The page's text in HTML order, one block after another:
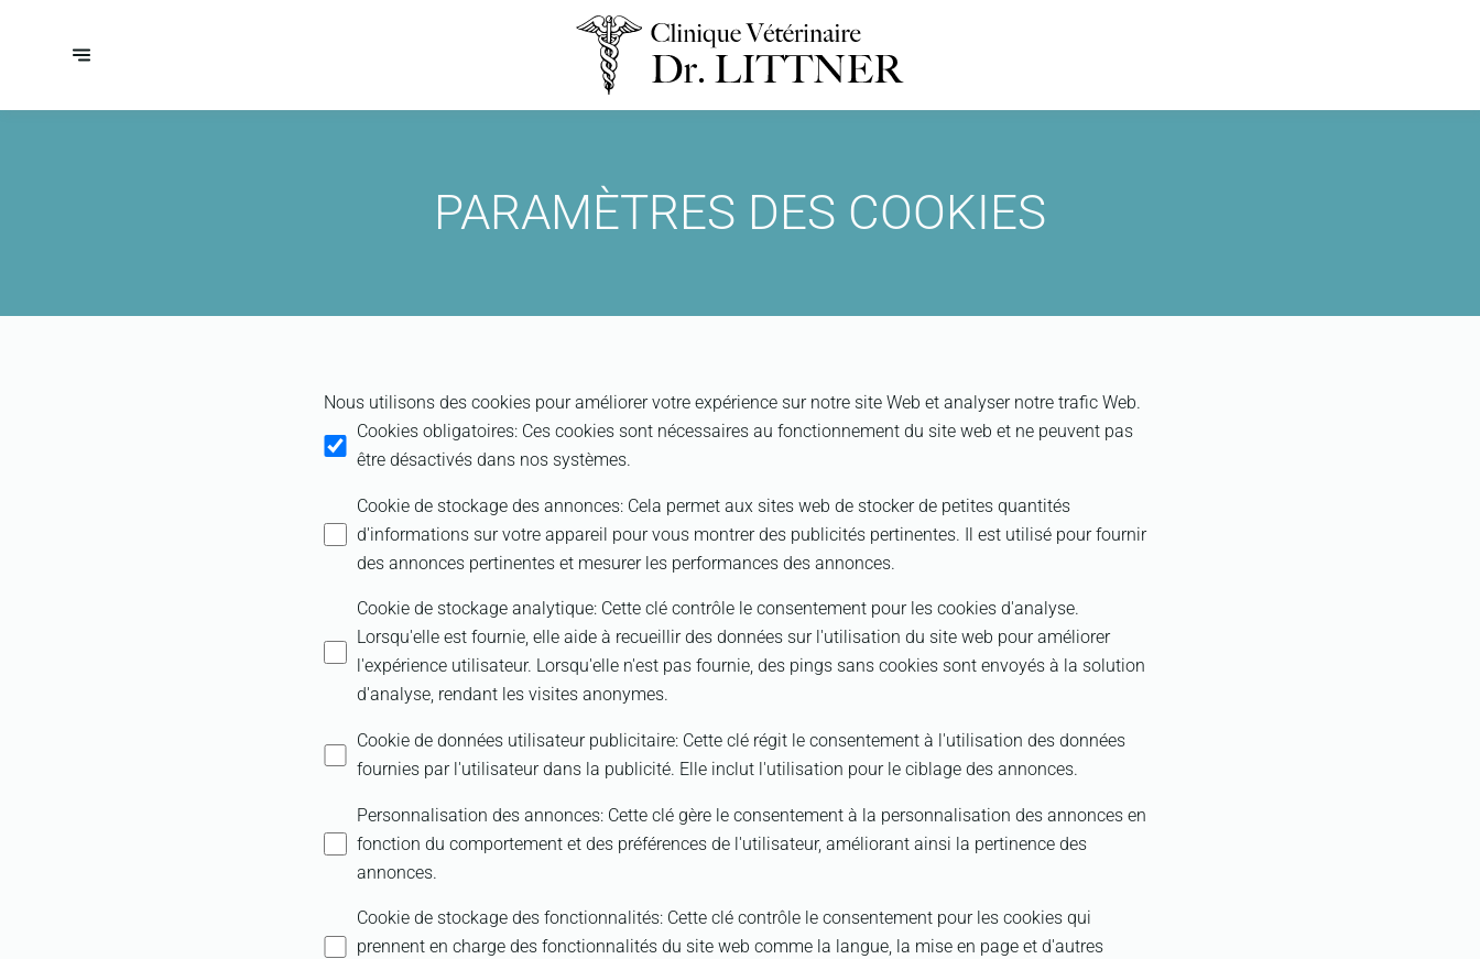
PARAMÈTRES DES COOKIES
Nous utilisons des cookies pour améliorer votre expérience sur notre site Web et analyser notre trafic Web.
Cookies obligatoires: Ces cookies sont nécessaires au fonctionnement du site web et ne peuvent pas
être désactivés dans nos systèmes.
Cookie de stockage des annonces: Cela permet aux sites web de stocker de petites quantités
d'informations sur votre appareil pour vous montrer des publicités pertinentes. Il est utilisé pour fournir
des annonces pertinentes et mesurer les performances des annonces.
Cookie de stockage analytique: Cette clé contrôle le consentement pour les cookies d'analyse.
Lorsqu'elle est fournie, elle aide à recueillir des données sur l'utilisation du site web pour améliorer
l'expérience utilisateur. Lorsqu'elle n'est pas fournie, des pings sans cookies sont envoyés à la solution
d'analyse, rendant les visites anonymes.
Cookie de données utilisateur publicitaire: Cette clé régit le consentement à l'utilisation des données
fournies par l'utilisateur dans la publicité. Elle inclut l'utilisation pour le ciblage des annonces.
Personnalisation des annonces: Cette clé gère le consentement à la personnalisation des annonces en
fonction du comportement et des préférences de l'utilisateur, améliorant ainsi la pertinence des
annonces.
Cookie de stockage des fonctionnalités: Cette clé contrôle le consentement pour les cookies qui
prennent en charge des fonctionnalités du site web comme la langue, la mise en page et d'autres